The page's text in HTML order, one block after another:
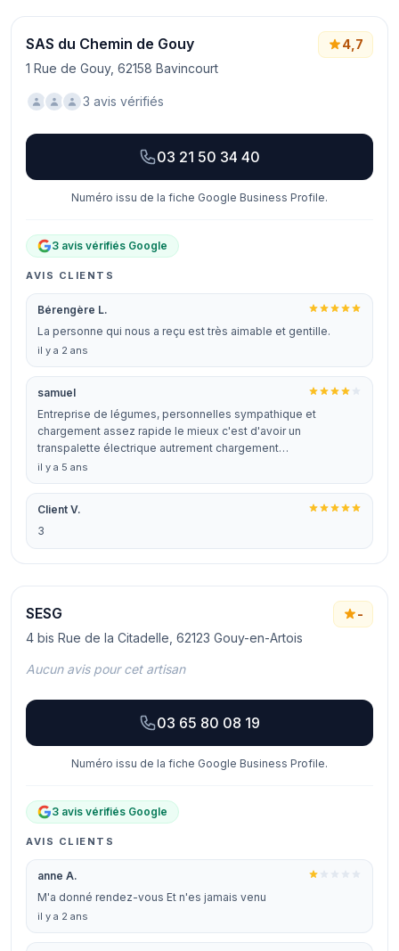
SAS du Chemin de Gouy
1 Rue de Gouy, 62158 Bavincourt
4,7
3 avis vérifiés
03 21 50 34 40
Numéro issu de la fiche Google Business Profile.
3 avis vérifiés Google
AVIS CLIENTS
Bérengère L.
La personne qui nous a reçu est très aimable et gentille.
il y a 2 ans
samuel
Entreprise de légumes, personnelles sympathique et
chargement assez rapide le mieux c'est d'avoir un
transpalette électrique autrement chargement…
il y a 5 ans
Client V.
3
SESG
4 bis Rue de la Citadelle, 62123 Gouy-en-Artois
-
Aucun avis pour cet artisan
03 65 80 08 19
Numéro issu de la fiche Google Business Profile.
3 avis vérifiés Google
AVIS CLIENTS
anne A.
M'a donné rendez-vous Et n'es jamais venu
il y a 2 ans